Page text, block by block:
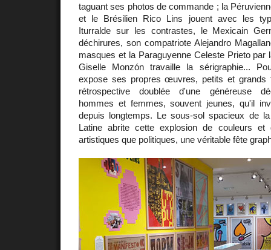
taguant ses photos de commande ; la
et le Brésilien Rico Lins jouent avec les
Iturralde sur les contrastes, le Mexicain
déchirures, son compatriote Alejandro
masques et la Paraguyenne Celeste Prieto par
Giselle Monzón travaille la sérigraphie...
expose ses propres œuvres, petits et grands
rétrospective doublée d'une généreuse
hommes et femmes, souvent jeunes, qu'il
depuis longtemps. Le sous-sol spacieux de
Latine abrite cette explosion de couleurs et
artistiques que politiques, une véritable fête